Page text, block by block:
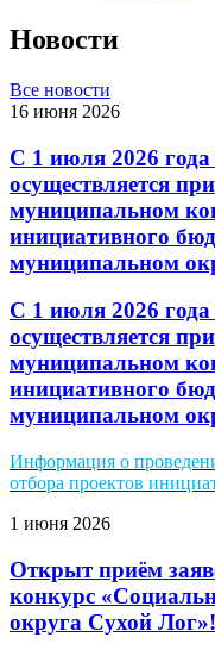
Новости
Все новости
16 июня 2026
С 1 июля 2026 года
осуществляется
муниципальном
инициативного
муниципальном
С 1 июля 2026 года
осуществляется
муниципальном
инициативного
муниципальном
Информация о
отбора проектов
1 июня 2026
Открыт приём
конкурс
округа Сухой Лог»!